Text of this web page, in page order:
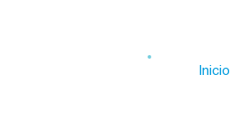
Inicio